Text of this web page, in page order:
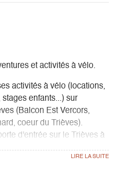
et activités à vélo.
activités à vélo (locations,
enfants...) sur
(Balcon Est Vercors,
coeur du Trièves).
d'entrée sur le Trièves à